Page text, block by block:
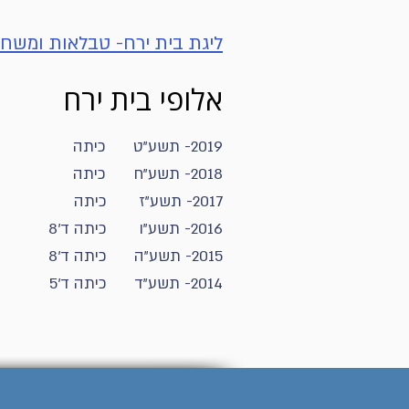
ליגת בית ירח- טבלאות
אלופי בית ירח
2019- תשע"ט כיתה
2018- תשע"ח כיתה
2017- תשע"ז כיתה
2016- תשע"ו כיתה ד'8
2015- תשע"ה כיתה ד'8
2014- תשע"ד כיתה ד'5